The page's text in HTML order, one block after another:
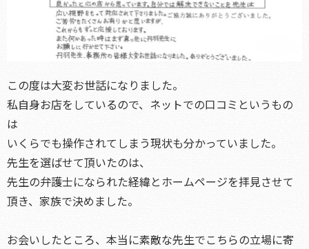
この度は大変お世話になりました。
私自身お店をしているので、ネットでの口コミというもの
は
いくらでも操作されてしまう現状も分かっていました。
先生を選ばせて頂いたのは、
先生の弁護士になられた経緯とホームページを拝見させて
頂き、家族で決めました。
お会いしたところ、本当に素敵な先生でこちらの立場に寄